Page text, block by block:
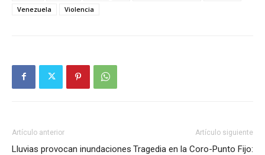
Venezuela
Violencia
Artículo anterior
Lluvias provocan inundaciones
Artículo siguiente
Tragedia en la Coro-Punto Fijo: